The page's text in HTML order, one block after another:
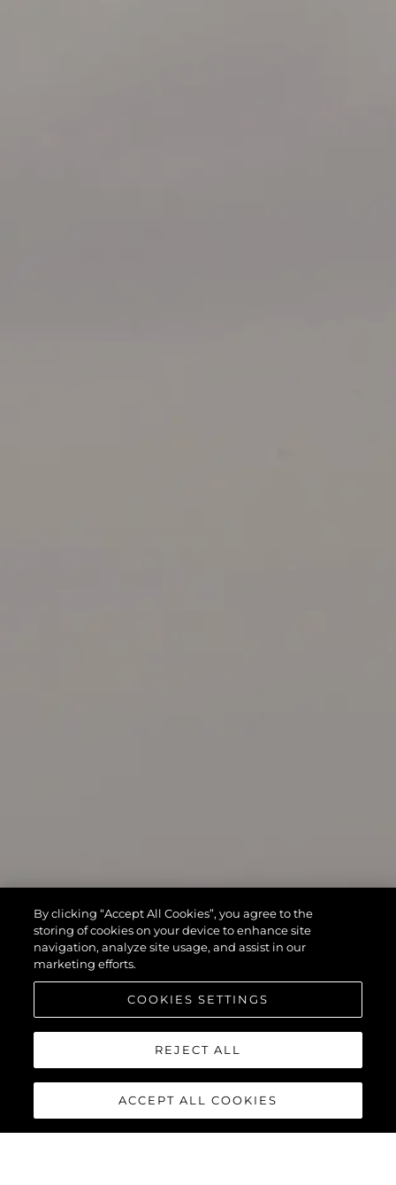
By clicking “Accept All Cookies”, you agree to the
storing of cookies on your device to enhance site
navigation, analyze site usage, and assist in our
marketing efforts.
COOKIES SETTINGS
REJECT ALL
ACCEPT ALL COOKIES